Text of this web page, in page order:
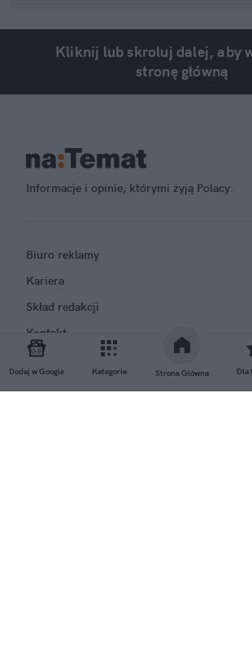
Dodaj w Google Kategorie Strona Główna Dla
Kliknij lub skroluj dalej, aby
stronę główną
Informacje i opinie, którymi żyją Polacy.
Biuro reklamy
Kariera
Skład redakcji
Kontakt
Rozrywka